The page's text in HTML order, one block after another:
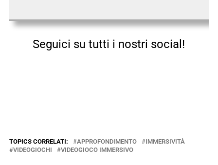
Seguici su tutti i nostri social!
TOPICS CORRELATI: APPROFONDIMENTO
IMMERSIVITÀ
VIDEOGIOCHI
VIDEOGIOCO IMMERSIVO